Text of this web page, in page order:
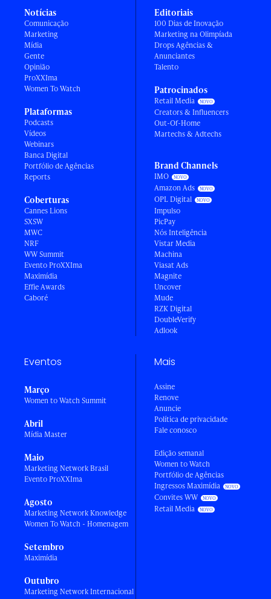
Notícias
Comunicação
Marketing
Mídia
Gente
Opinião
ProXXIma
Women To Watch
Plataformas
Podcasts
Vídeos
Webinars
Banca Digital
Portfólio de Agências
Reports
Coberturas
Cannes Lions
SXSW
MWC
NRF
WW Summit
Evento ProXXIma
Maximídia
Effie Awards
Caboré
Editoriais
100 Dias de Inovação
Marketing na Olimpíada
Drops Agências &
Anunciantes
Talento
Patrocinados
Retail Media
Creators & Influencers
Out-Of-Home
Martechs & Adtechs
Brand Channels
IMO
Amazon Ads
OPL Digital
Impulso
PicPay
Nós Inteligência
Vistar Media
Machina
Viasat Ads
Magnite
Uncover
Mude
RZK Digital
DoubleVerify
Adlook
Eventos
Março
Women to Watch Summit
Abril
Mídia Master
Maio
Marketing Network Brasil
Evento ProXXIma
Agosto
Marketing Network Knowledge
Women To Watch - Homenagem
Setembro
Maximídia
Outubro
Marketing Network Internacional
Mais
Assine
Renove
Anuncie
Política de privacidade
Fale conosco
Edição semanal
Women to Watch
Portfólio de Agências
Ingressos Maximídia
Convites WW
Retail Media